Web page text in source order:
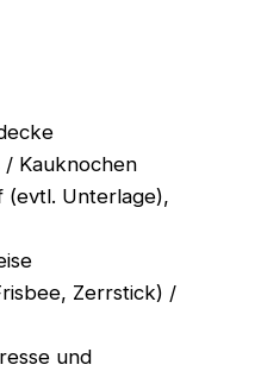
Kauknochen
Unterlage),
Zerrstick) /
und